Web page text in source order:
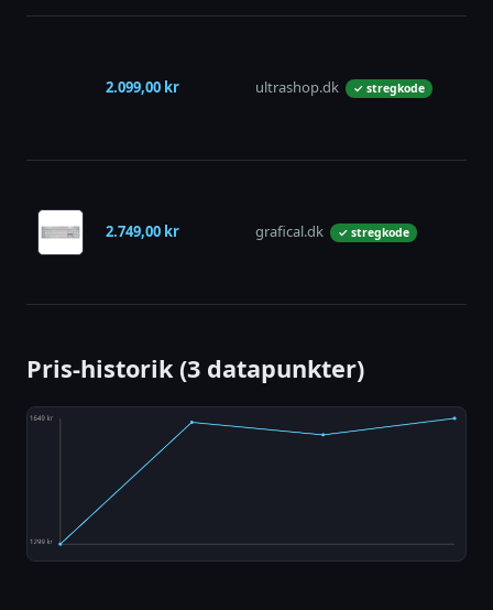
2.099,00 kr ultrashop.dk ✓ stregkode
2.749,00 kr grafical.dk ✓ stregkode
Pris-historik (3 datapunkter)